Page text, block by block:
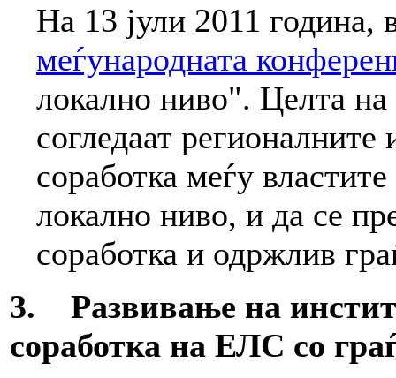
На 13 јули 2011 година,
меѓународната
локално ниво". Целта на
согледаат
соработка меѓу
локално ниво, и да се
соработка и одржлив
3. Развивање на
соработка на ЕЛС со